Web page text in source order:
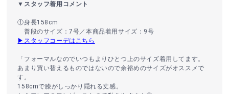
▼スタッフ着用コメント
①身長158cm
普段のサイズ：7号／本商品着用サイズ：9号
▶スタッフコーデはこちら
「フォーマルなのでいつもよりひとつ上のサイズ着用してます。
あまり買い替えるものではないので余裕めのサイズがオススメで
す。
158cmで膝がしっかり隠れる丈感。